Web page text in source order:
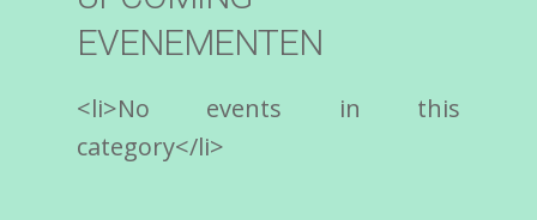
EVENEMENTEN
<li>No events in this
category</li>